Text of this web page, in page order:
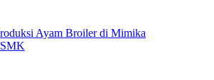
Ayam Broiler di Mimika